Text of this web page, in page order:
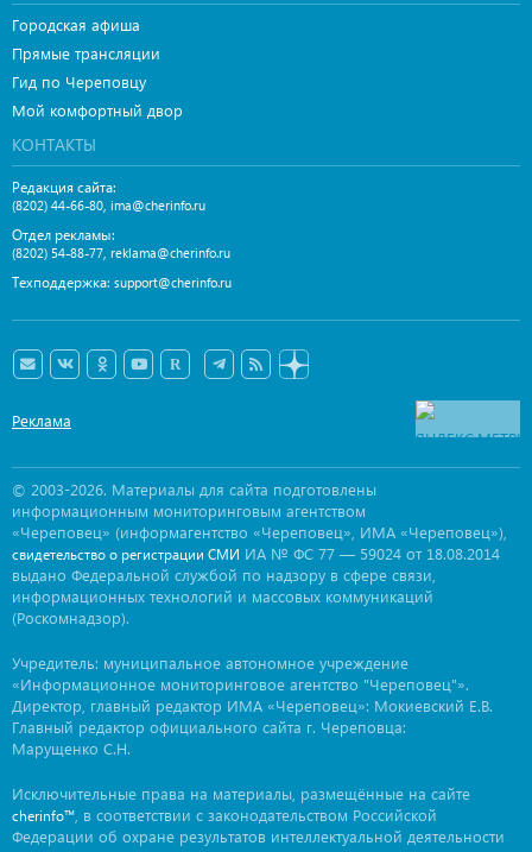
Городская афиша
Прямые трансляции
Гид по Череповцу
Мой комфортный двор
КОНТАКТЫ
Редакция сайта:
(8202) 44-66-80, ima@cherinfo.ru
Отдел рекламы:
(8202) 54-88-77, reklama@cherinfo.ru
Техподдержка: support@cherinfo.ru
Реклама
© 2003-2026. Материалы для сайта подготовлены
информационным мониторинговым агентством
«Череповец» (информагентство «Череповец», ИМА «Череповец»),
свидетельство о регистрации СМИ ИА № ФС 77 — 59024 от 18.08.2014
выдано Федеральной службой по надзору в сфере связи,
информационных технологий и массовых коммуникаций
(Роскомнадзор).
Учредитель: муниципальное автономное учреждение
«Информационное мониторинговое агентство "Череповец"».
Директор, главный редактор ИМА «Череповец»: Мокиевский Е.В.
Главный редактор официального сайта г. Череповца:
Марущенко С.Н.
Исключительные права на материалы, размещённые на сайте
cherinfo™ , в соответствии с законодательством Российской
Федерации об охране результатов интеллектуальной деятельности